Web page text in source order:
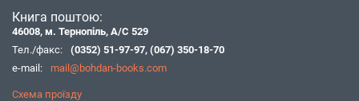
Книга поштою:
46008, м. Тернопіль, А/С 529
Тел./факс:
(0352) 51-97-97, (067) 350-18-70
e-mail:
mail@bohdan-books.com
Схема проїзду